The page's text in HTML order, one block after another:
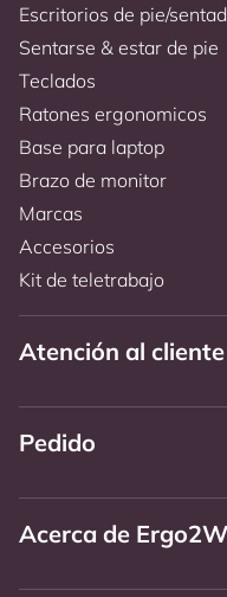
Escritorios de pie/
Sentarse & estar de pie
Teclados
Ratones ergonomicos
Base para laptop
Brazo de monitor
Marcas
Accesorios
Kit de teletrabajo
Atención al cliente
Pedido
Acerca de